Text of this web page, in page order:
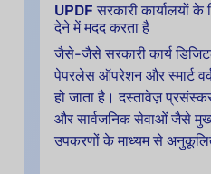
UPDF सरकारी कार्यालयों के
देने में मदद करता है
जैसे-जैसे सरकारी कार्य
पेपरलेस ऑपरेशन और स्मार्ट
हो जाता है। दस्तावेज़
और सार्वजनिक सेवाओं जैसे
उपकरणों के माध्यम से